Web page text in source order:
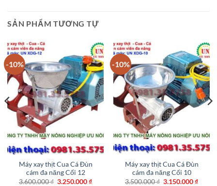
SẢN PHẨM TƯƠNG TỰ
-10%
Máy xay thịt Cua Cá Đùn
cám đa năng Cối 12
3.600.000₫ Giá
3.250.000₫Giá
-10%
Máy xay thịt Cua Cá Đùn
cám đa năng Cối 10
3.500.000₫ Giá
3.150.000₫Giá